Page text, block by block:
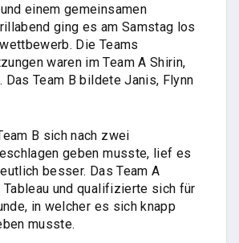
einem gemeinsamen
ging es am Samstag los
Die Teams
waren im Team A Shirin,
Das Team B bildete Janis, Flynn
B sich nach zwei
geben musste, lief es
besser. Das Team A
und qualifizierte sich für
in welcher es sich knapp
musste.